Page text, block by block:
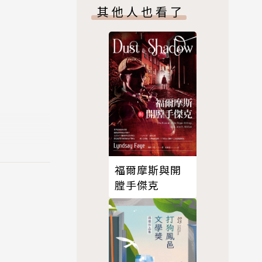
華大學
》、
燒》、
個
《散文
其他人也看了
福爾摩斯與開
膛手傑克